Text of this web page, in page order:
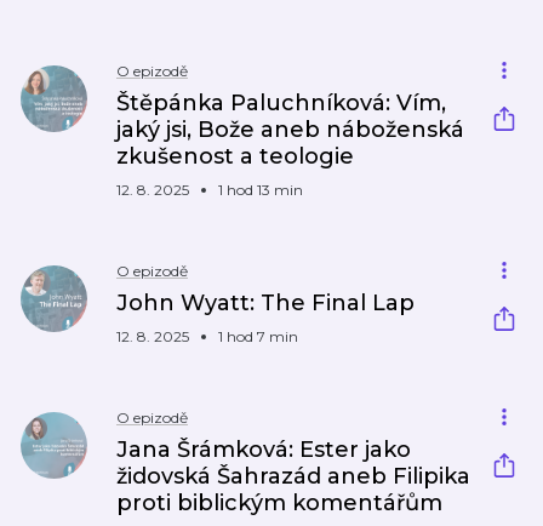
O epizodě
Štěpánka Paluchníková: Vím,
jaký jsi, Bože aneb náboženská
zkušenost a teologie
12. 8. 2025 1 hod 13 min
O epizodě
John Wyatt: The Final Lap
12. 8. 2025 1 hod 7 min
O epizodě
Jana Šrámková: Ester jako
židovská Šahrazád aneb Filipika
proti biblickým komentářům